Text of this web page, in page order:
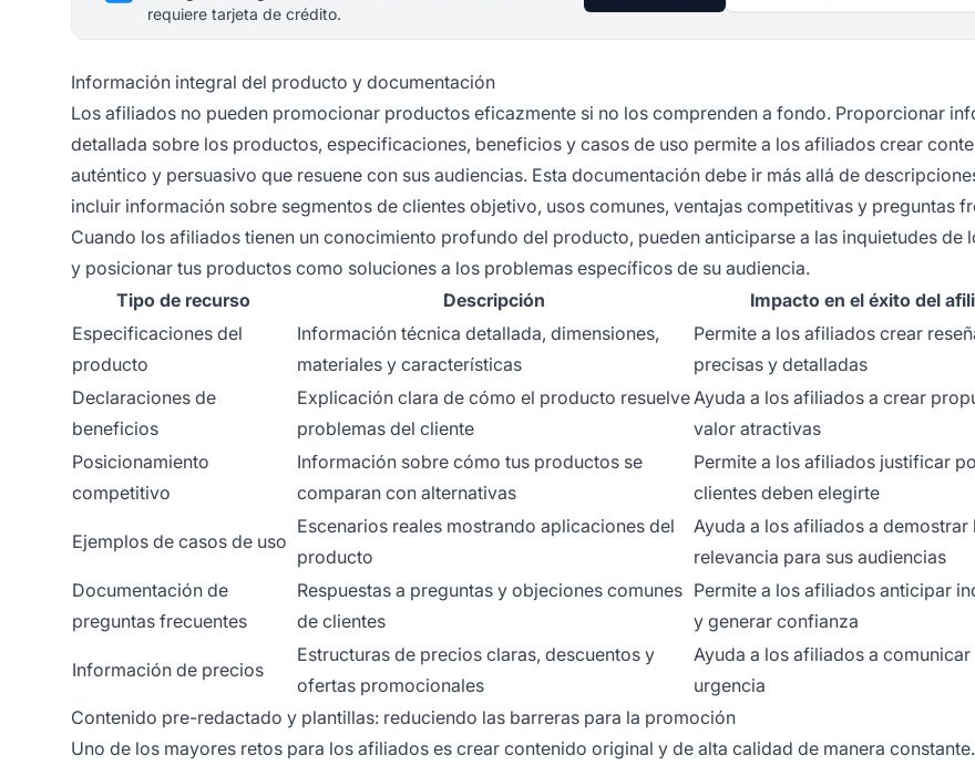
requiere tarjeta de crédito.
Información integral del producto y documentación
Los afiliados no pueden promocionar productos eficazmente si no los comprenden a fondo. Proporcionar
detallada sobre los productos, especificaciones, beneficios y casos de uso permite a los afiliados crear
auténtico y persuasivo que resuene con sus audiencias. Esta documentación debe ir más allá de
incluir información sobre segmentos de clientes objetivo, usos comunes, ventajas competitivas y preguntas
Cuando los afiliados tienen un conocimiento profundo del producto, pueden anticiparse a las inquietudes de
y posicionar tus productos como soluciones a los problemas específicos de su audiencia.
Tipo de recurso
Descripción
Impacto en el éxito del
Especificaciones del
producto
Información técnica detallada, dimensiones,
materiales y características
Permite a los afiliados crear
precisas y detalladas
Declaraciones de
beneficios
Explicación clara de cómo el producto resuelve
problemas del cliente
Ayuda a los afiliados a crear
valor atractivas
Posicionamiento
competitivo
Información sobre cómo tus productos se
comparan con alternativas
Permite a los afiliados justificar
clientes deben elegirte
Ejemplos de casos de uso
Escenarios reales mostrando aplicaciones del
producto
Ayuda a los afiliados a demostrar
relevancia para sus audiencias
Documentación de
preguntas frecuentes
Respuestas a preguntas y objeciones comunes
de clientes
Permite a los afiliados anticipar
y generar confianza
Información de precios
Estructuras de precios claras, descuentos y
ofertas promocionales
Ayuda a los afiliados a
urgencia
Contenido pre-redactado y plantillas: reduciendo las barreras para la promoción
Uno de los mayores retos para los afiliados es crear contenido original y de alta calidad de manera